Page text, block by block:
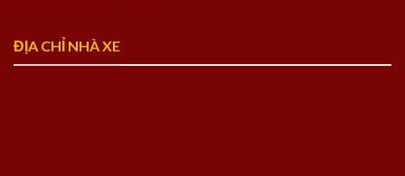
ĐỊA CHỈ NHÀ XE